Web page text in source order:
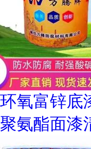
环氧富锌底
聚氨酯面漆